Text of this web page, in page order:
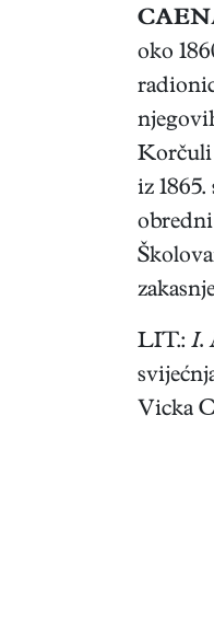
oko
Korčuli
iz
obredni
LIT.: I.
Vicka